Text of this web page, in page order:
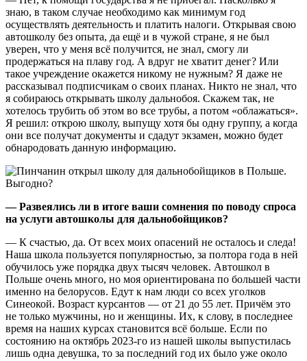
знаю, в таком случае необходимо как минимум год
осуществлять деятельность и платить налоги. Открывая свою
автошколу без опыта, да ещё и в чужой стране, я не был
уверен, что у меня всё получится, не знал, смогу ли
продержаться на плаву год. А вдруг не хватит денег? Или
такое учреждение окажется никому не нужным? Я даже не
рассказывал подписчикам о своих планах. Никто не знал, что
я собираюсь открывать школу дальнобоя. Скажем так, не
хотелось трубить об этом во все трубы, а потом «облажаться».
Я решил: открою школу, выпущу хотя бы одну группу, а когда
они все получат документы и сдадут экзамен, можно будет
обнародовать данную информацию.
— Развеялись ли в итоге ваши сомнения по поводу спроса
на услуги автошколы для дальнобойщиков?
— К счастью, да. От всех моих опасений не осталось и следа!
Наша школа пользуется популярностью, за полтора года в ней
обучилось уже порядка двух тысяч человек. Автошкол в
Польше очень много, но моя ориентирована по большей части
именно на белорусов. Едут к нам люди со всех уголков
Синеокой. Возраст курсантов — от 21 до 55 лет. Причём это
не только мужчины, но и женщины. Их, к слову, в последнее
время на наших курсах становится всё больше. Если по
состоянию на октябрь 2023-го из нашей школы выпустилась
лишь одна девушка, то за последний год их было уже около